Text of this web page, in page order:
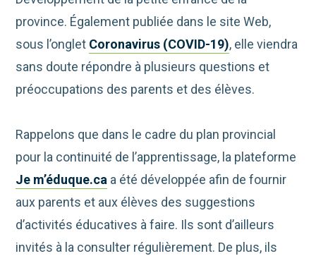
province. Également publiée dans le site Web,
sous l’onglet Coronavirus (COVID-19), elle viendra
sans doute répondre à plusieurs questions et
préoccupations des parents et des élèves.
Rappelons que dans le cadre du plan provincial
pour la continuité de l’apprentissage, la plateforme
Je m’éduque.ca a été développée afin de fournir
aux parents et aux élèves des suggestions
d’activités éducatives à faire. Ils sont d’ailleurs
invités à la consulter régulièrement. De plus, ils